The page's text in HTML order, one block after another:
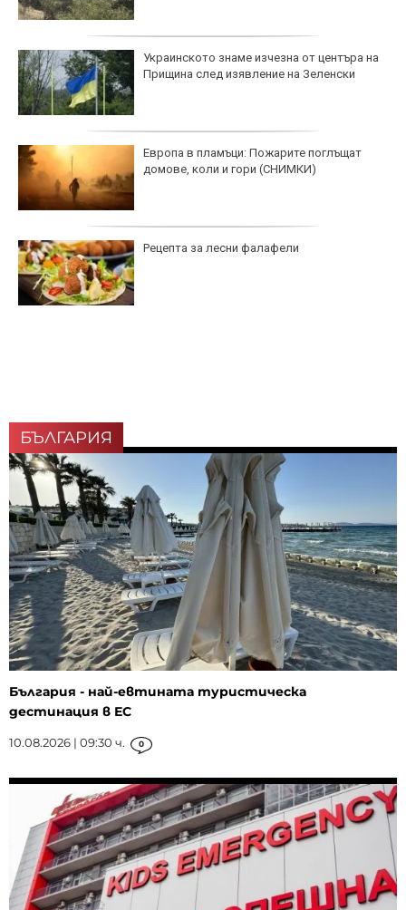
Украинското знаме изчезна от центъра на
Прищина след изявление на Зеленски
Европа в пламъци: Пожарите поглъщат
домове, коли и гори (СНИМКИ)
Рецепта за лесни фалафели
БЪЛГАРИЯ
България - най-евтината туристическа
дестинация в ЕС
10.08.2026 | 09:30 ч. 0